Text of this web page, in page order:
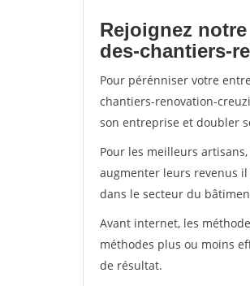
Rejoignez
des-chantiers-
Pour pérénniser votre
chantiers-renovation-
son entreprise et doubler
Pour les meilleurs
augmenter leurs revenus
dans le secteur du
Avant internet, les
méthodes plus ou moins
de résultat.